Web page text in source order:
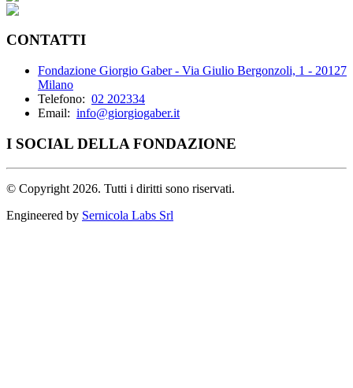
CONTATTI
Fondazione Giorgio Gaber - Via Giulio Bergonzoli, 1 - 20127
Milano
Telefono: 02 202334
Email: info@giorgiogaber.it
I SOCIAL DELLA FONDAZIONE
© Copyright 2026. Tutti i diritti sono riservati.
Engineered by Sernicola Labs Srl